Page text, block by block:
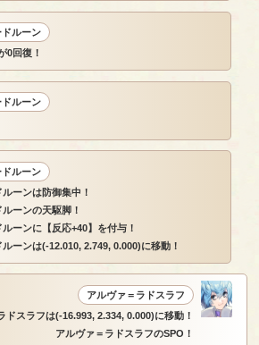
ルーン
0回復！
ルーン
ルーン
ーンは防御集中！
ーンの天駆脚！
ーンに【反応+40】を付与！
ーンは(-12.010, 2.749, 0.000)に移動！
アルヴァ＝ラドスラフ
ドスラフは(-16.993, 2.334, 0.000)に移動！
アルヴァ＝ラドスラフのSPO！